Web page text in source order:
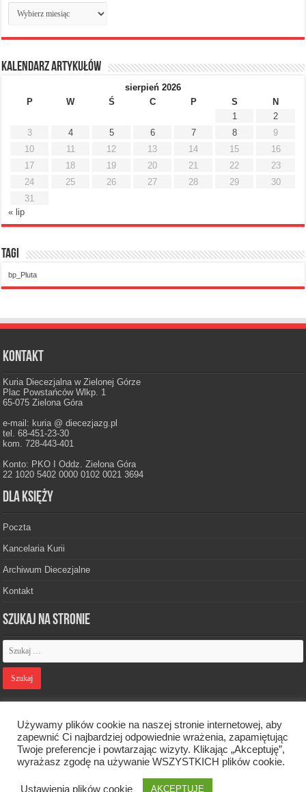
Archiwum
miesięczne
Kalendarz artykułów
sierpień 2026
P
W Ś C P S
N
1
2
3
4 5 6 7 8
9
10
11 12 13 14 15
16
17
18 19 20 21 22
23
24
25 26 27 28 29
30
31
« lip
Tagi
bp_Pluta
Kontakt
Kuria Diecezjalna w Zielonej Górze
Plac Powstańców Wlkp. 1
65-075 Zielona Góra
e-mail: kuria @ diecezjazg.pl
tel. 68-451-23-30
kom. 728-443-401
Konto: PKO I Oddz. Zielona Góra
22 1020 5402 0000 0102 0021 3694
Dla księży
Poczta
Kancelaria Kurii
Archiwum Diecezjalne
Kontakt
Szukaj na stronie
Designed by Webdawid
Oficjalna strona Diecezji Zielonogórsko-Gorzowskiej. © 2026. Wszelkie
Używamy plików cookie na naszej stronie internetowej, aby
zapewnić Ci najbardziej odpowiednie wrażenia, zapamiętując
Twoje preferencje i powtarzając wizyty. Klikając „Akceptuję”,
wyrażasz zgodę na używanie WSZYSTKICH plików cookie.
Ustawienia plików cookie AKCEPTUJĘ